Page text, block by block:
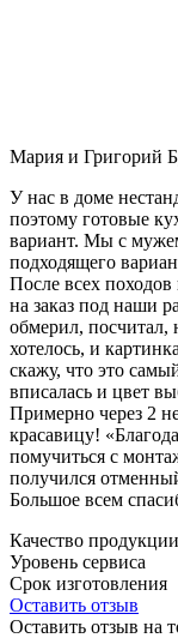
Мария и Григорий
У нас в доме
поэтому готовые
вариант. Мы с
подходящего
После всех
на заказ под наши
обмерил, посчитал,
хотелось, и
скажу, что это
вписалась и цвет
Примерно через 2
красавицу!
помучиться с
получился
Большое всем
Качество продукции
Уровень сервиса
Срок изготовления
Оставить отзыв
Оставить отзыв на